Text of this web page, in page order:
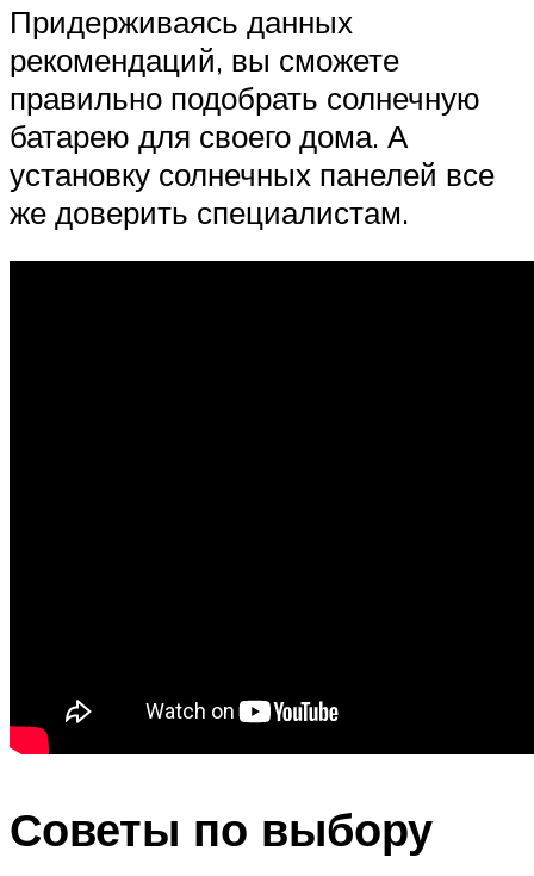
Придерживаясь данных
рекомендаций, вы сможете
правильно подобрать солнечную
батарею для своего дома. А
установку солнечных панелей все
же доверить специалистам.
Советы по выбору